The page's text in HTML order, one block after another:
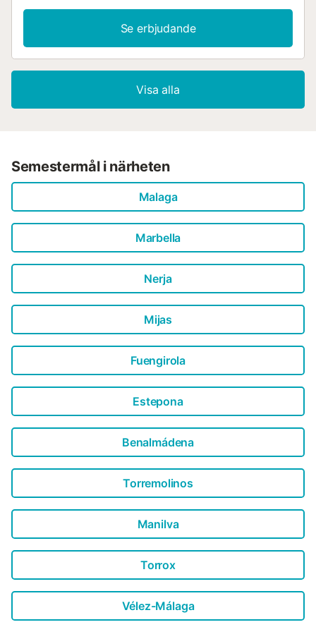
Se erbjudande
Visa alla
Semestermål i närheten
Malaga
Marbella
Nerja
Mijas
Fuengirola
Estepona
Benalmádena
Torremolinos
Manilva
Torrox
Vélez-Málaga